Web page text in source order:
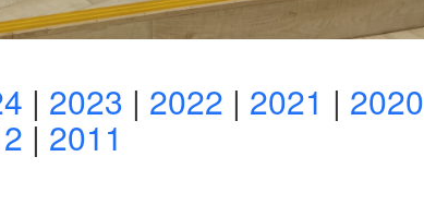
| 2023 | 2022 | 2021 | 2020
| 2011